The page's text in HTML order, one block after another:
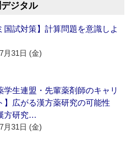
ジタル
国試対策】計算問題を意識しよ
月31日 (金)
学生連盟・先輩薬剤師のキャリ
】広がる漢方薬研究の可能性
方研究…
月31日 (金)